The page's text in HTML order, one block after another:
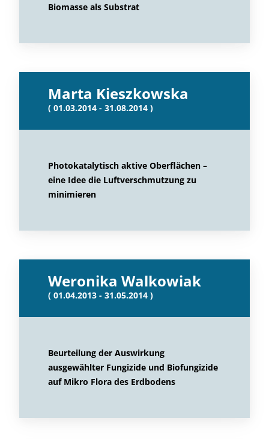
Biomasse als Substrat
Marta Kieszkowska
( 01.03.2014 - 31.08.2014 )
Photokatalytisch aktive Oberflächen –
eine Idee die Luftverschmutzung zu
minimieren
Weronika Walkowiak
( 01.04.2013 - 31.05.2014 )
Beurteilung der Auswirkung
ausgewählter Fungizide und Biofungizide
auf Mikro Flora des Erdbodens